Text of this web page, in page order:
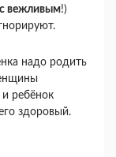
с вежливым!)
надо родить
и ребёнок
здоровый.